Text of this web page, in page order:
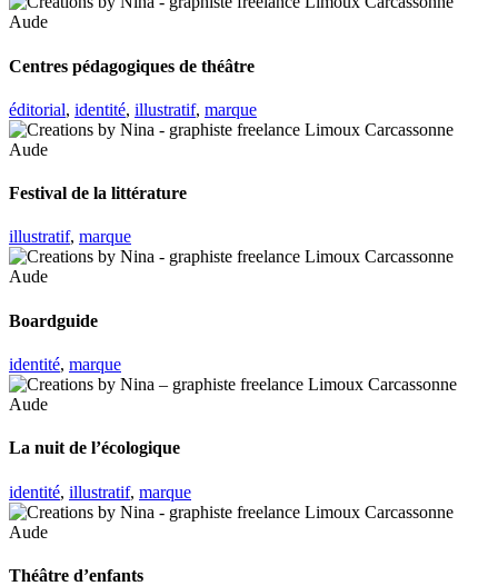
Centres pédagogiques de théâtre
éditorial, identité, illustratif, marque
Festival de la littérature
illustratif, marque
Boardguide
identité, marque
La nuit de l’écologique
identité, illustratif, marque
Théâtre d’enfants